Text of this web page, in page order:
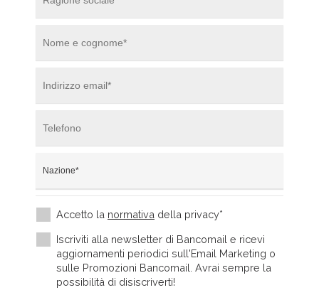
Accetto la normativa della privacy*
Iscriviti alla newsletter di Bancomail e ricevi
aggiornamenti periodici sull'Email Marketing o
sulle Promozioni Bancomail. Avrai sempre la
possibilità di disiscriverti!